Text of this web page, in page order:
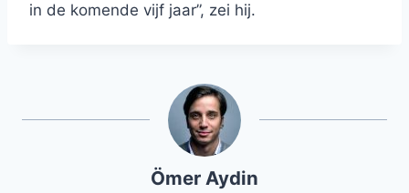
in de komende vijf jaar”, zei hij.
Ömer Aydin